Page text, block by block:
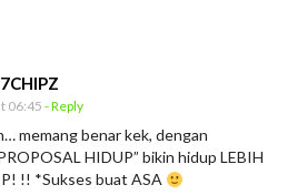
06:45 - Reply
memang benar kek, dengan
HIDUP” bikin hidup LEBIH
!! *Sukses buat ASA